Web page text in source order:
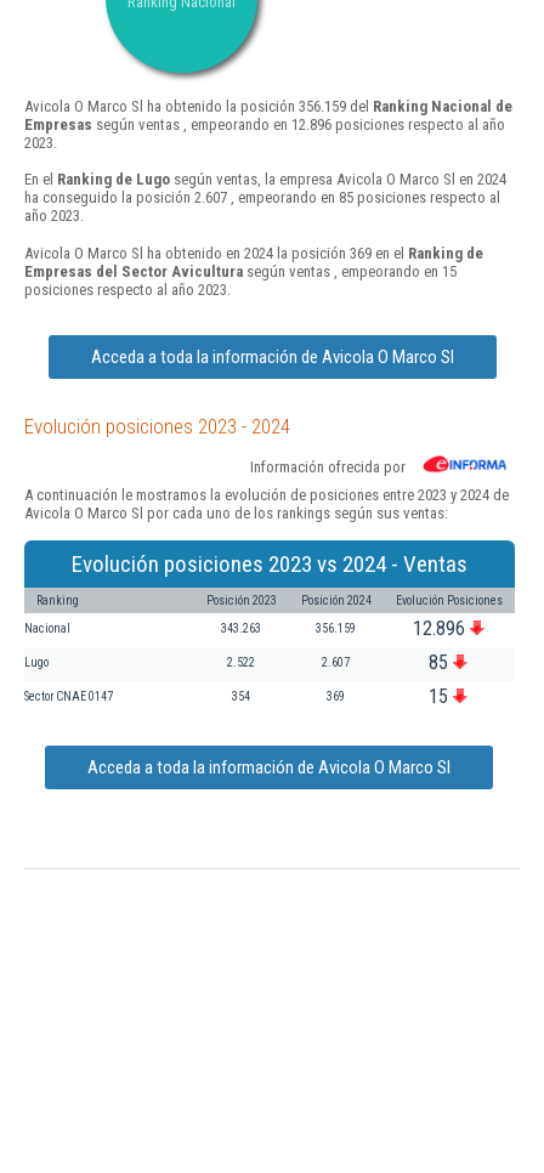
Avicola O Marco Sl ha obtenido la posición 356.159 del Ranking Nacional de
Empresas según ventas , empeorando en 12.896 posiciones respecto al año
2023.
En el Ranking de Lugo según ventas, la empresa Avicola O Marco Sl en 2024
ha conseguido la posición 2.607 , empeorando en 85 posiciones respecto al
año 2023.
Avicola O Marco Sl ha obtenido en 2024 la posición 369 en el Ranking de
Empresas del Sector Avicultura según ventas , empeorando en 15
posiciones respecto al año 2023.
Acceda a toda la información de Avicola O Marco Sl
Evolución posiciones 2023 - 2024
Información ofrecida por
A continuación le mostramos la evolución de posiciones entre 2023 y 2024 de
Avicola O Marco Sl por cada uno de los rankings según sus ventas:
Evolución posiciones 2023 vs 2024 - Ventas
Ranking Posición 2023 Posición 2024 Evolución Posiciones
Nacional 343.263 356.159 12.896
Lugo 2.522 2.607 85
Sector CNAE 0147 354 369 15
Acceda a toda la información de Avicola O Marco Sl